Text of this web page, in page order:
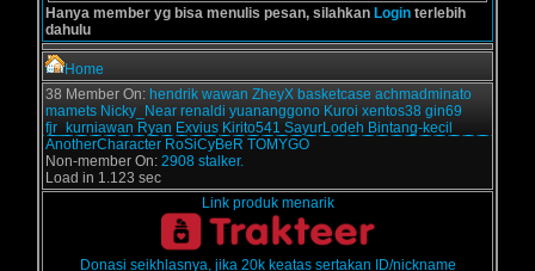
Hanya member yg bisa menulis pesan, silahkan Login terlebih
dahulu
Home
38 Member On: hendrik wawan ZheyX basketcase achmadminato
mamets Nicky_Near renaldi yuananggono Kuroi xentos38 gin69
fjr_kurniawan Ryan Exvius Kirito541 SayurLodeh Bintang-kecil
AnotherCharacter RoSiCyBeR TOMYGO
Non-member On: 2908 stalker.
Load in 1.123 sec
Link produk menarik
Donasi seikhlasnya, jika 20k keatas sertakan ID/nickname